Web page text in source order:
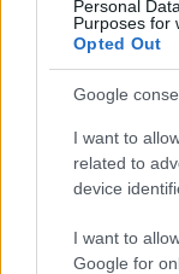
Personal
Purposes for
Opted Out
Google
I want to
related to
device
I want to
Google for
Az egyik
alapítója
nem is fogták
biztosító
törni, és hogy